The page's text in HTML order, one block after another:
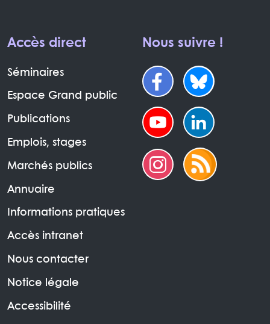
Accès direct
Séminaires
Espace Grand public
Publications
Emplois, stages
Marchés publics
Annuaire
Informations pratiques
Accès intranet
Nous contacter
Notice légale
Accessibilité
Nous suivre !